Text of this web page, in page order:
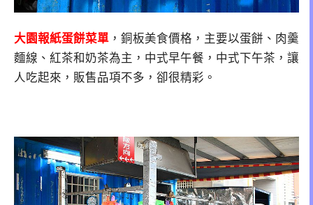
大園報紙蛋餅菜單 ，銅板美食價格，主要以蛋餅、肉羹
麵線、紅茶和奶茶為主，中式早午餐，中式下午茶，讓
人吃起來，販售品項不多，卻很精彩。